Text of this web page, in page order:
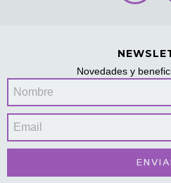
Novedades y